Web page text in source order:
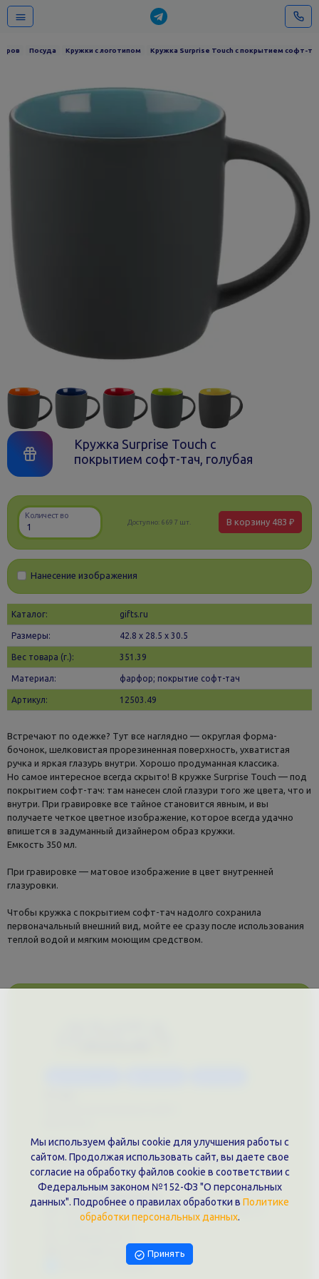
Посуда Кружки с логотипом Кружка Surprise Touch с покрытием софт-
Кружка Surprise Touch с
покрытием софт-тач, голубая
Количество
Доступно: 6697 шт. В корзину 483 ₽
Нанесение изображения
Каталог: gifts.ru
Размеры: 42.8 х 28.5 x 30.5
Вес товара (г.): 351.39
Материал: фарфор; покрытие софт-тач
Артикул: 12503.49
Встречают по одежке? Тут все наглядно — округлая форма-
бочонок, шелковистая прорезиненная поверхность, ухватистая
ручка и яркая глазурь внутри. Хорошо продуманная классика.
Но самое интересное всегда скрыто! В кружке Surprise Touch — под
покрытием софт-тач: там нанесен слой глазури того же цвета, что и
внутри. При гравировке все тайное становится явным, и вы
получаете четкое цветное изображение, которое всегда удачно
впишется в задуманный дизайнером образ кружки.
Емкость 350 мл.
При гравировке — матовое изображение в цвет внутренней
глазуровки.
Чтобы кружка с покрытием софт-тач надолго сохранила
первоначальный внешний вид, мойте ее сразу после использования
теплой водой и мягким моющим средством.
Документы
Политика обработки персональных данных
Публичная оферта
Контакты филиала
г. Краснодар, ул. Шоссе Нефтяников, 28, оф. 51
+7 (861)202-09-02
9457070@krd-print.ru
Написать в Telegram
Мы используем файлы cookie для улучшения работы с
сайтом. Продолжая использовать сайт, вы даете свое
согласие на обработку файлов cookie в соответствии с
Федеральным законом №152-ФЗ "О персональных
данных". Подробнее о правилах обработки в Политике
обработки персональных данных.
Принять